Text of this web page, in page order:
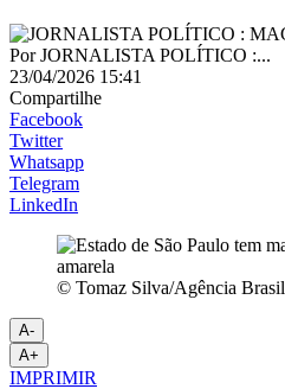
PorJORNALISTA POLÍTICO :...
23/04/2026 15:41
Compartilhe
Facebook
Twitter
Whatsapp
Telegram
LinkedIn
© Tomaz Silva/Agência Brasil
A-
A+
IMPRIMIR